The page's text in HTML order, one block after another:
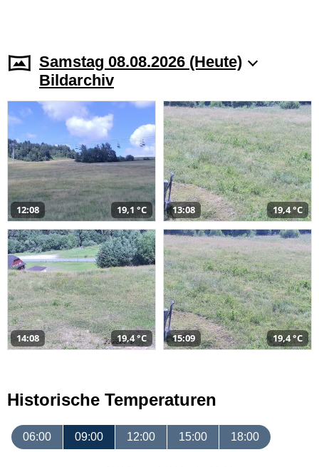
Samstag 08.08.2026 (Heute)
Bildarchiv
12:08 19,1 °C 13:08 19,4 °C
14:08 19,4 °C 15:09 19,4 °C
Historische Temperaturen
06:00 09:00 12:00 15:00 18:00